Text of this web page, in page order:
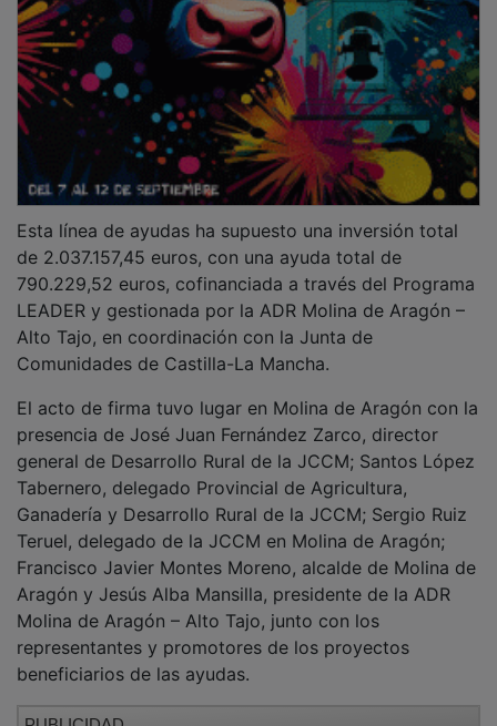
de 2.037.157,45 euros, con una ayuda total de
790.229,52 euros, cofinanciada a través del Programa
LEADER y gestionada por la ADR Molina de Aragón –
Alto Tajo, en coordinación con la Junta de
Comunidades de Castilla-La Mancha.
presencia de José Juan Fernández Zarco, director
general de Desarrollo Rural de la JCCM; Santos López
Tabernero, delegado Provincial de Agricultura,
Ganadería y Desarrollo Rural de la JCCM; Sergio Ruiz
Teruel, delegado de la JCCM en Molina de Aragón;
Francisco Javier Montes Moreno, alcalde de Molina de
Aragón y Jesús Alba Mansilla, presidente de la ADR
Molina de Aragón – Alto Tajo, junto con los
representantes y promotores de los proyectos
beneficiarios de las ayudas.